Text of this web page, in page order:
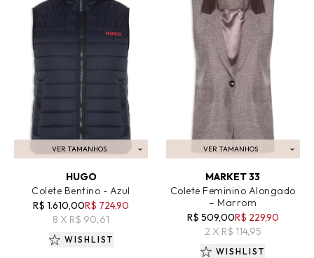
VER TAMANHOS
ADICIONAR AO CARRINHO
HUGO
Colete Bentino - Azul
R$ 1.610,00R$ 724,90
8 X R$ 90,61
WISHLIST
VER TAMANHOS
ADICIONAR AO CARRINHO
MARKET 33
Colete Feminino Alongado
– Marrom
R$ 509,00R$ 229,90
2 X R$ 114,95
WISHLIST